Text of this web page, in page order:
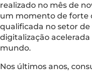
realizado no mês de
um momento de forte
qualificada no setor
digitalização
mundo.
Nos últimos anos,